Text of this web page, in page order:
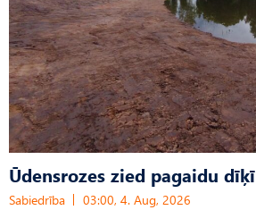
Ūdensrozes zied pagaidu dīķī
Sabiedrība 03:00, 4. Aug, 2026